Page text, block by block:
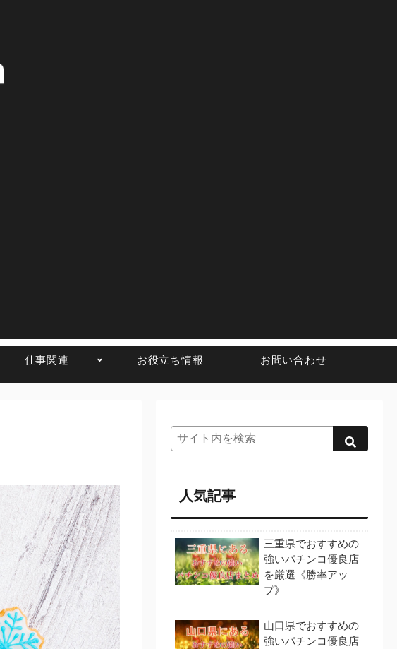
仕事関連 お役立ち情報 お問い合わせ
人気記事
三重県でおすすめの
強いパチンコ優良店
を厳選《勝率アッ
プ》
山口県でおすすめの
強いパチンコ優良店